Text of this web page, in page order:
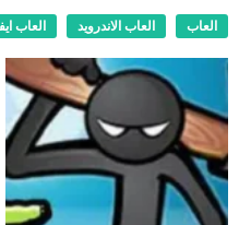
العاب العاب الاندرويد العاب